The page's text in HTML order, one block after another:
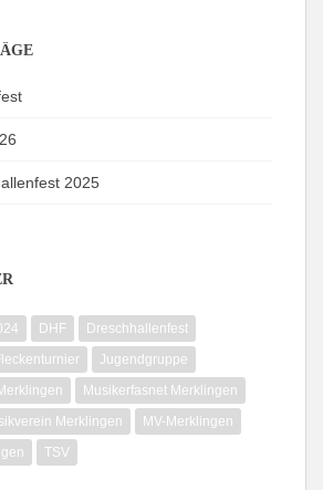
2025
DHF
Dreschhallenfest
Jugendgruppe
Musikerfasnet Merklingen
Merklingen
MV-Merklingen
TSV